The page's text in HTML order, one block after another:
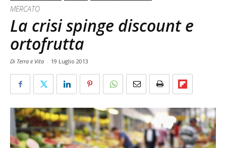
MERCATO
La crisi spinge discount e
ortofrutta
Di Terra e Vita - 19 Luglio 2013